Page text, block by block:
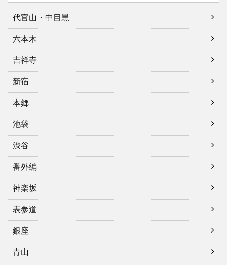
代官山・中目黒
六本木
吉祥寺
新宿
本郷
池袋
渋谷
番外編
神楽坂
表参道
銀座
青山